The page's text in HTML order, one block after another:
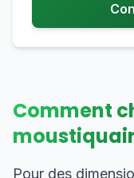
Comment
Pour des